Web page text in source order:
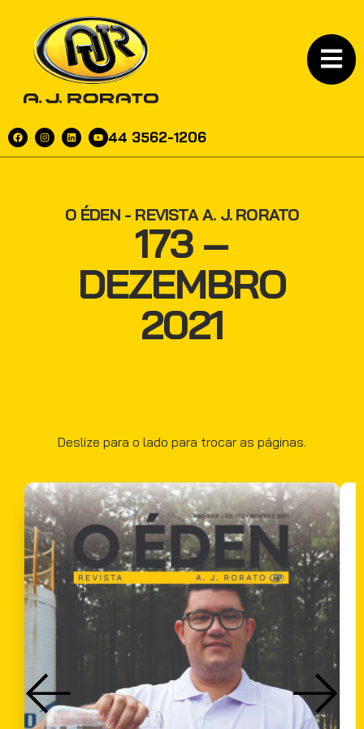
44 3562-1206
O ÉDEN - REVISTA A. J. RORATO
173 –
DEZEMBRO
2021
Deslize para o lado para trocar as páginas.